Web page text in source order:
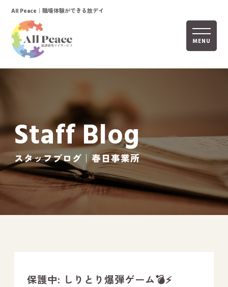
MENU
ホーム
活動内容
ご利用までの流れ
採用情報
自己評価表
社内行事
All Peace ｜職場体験ができる放デイ
Staff Blog
スタッフブログ｜春日事業所
保護中: しりとり爆弾ゲーム💣️⚡